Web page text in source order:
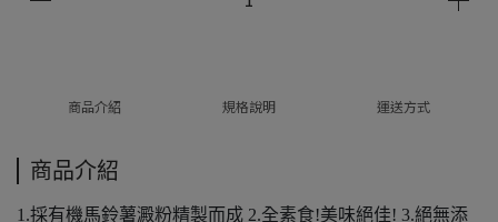
商品介紹 規格說明 運送方式
商品介紹
1.採有機馬鈴薯澱粉精製而成 2.全素食!美味絕佳! 3.絕無添